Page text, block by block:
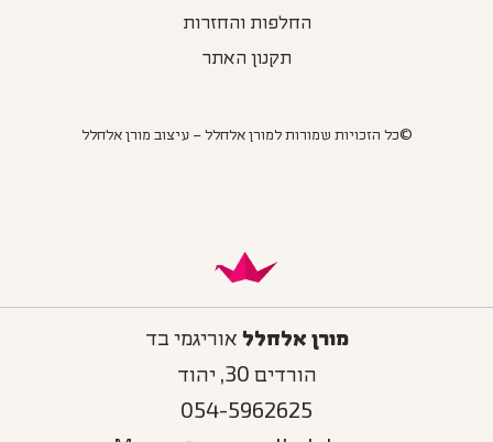
החלפות והחזרות
תקנון האתר
©כל הזכויות שמורות למורן אלחלל – עיצוב מורן אלחלל
מורן אלחלל אוריגמי בד
הורדים 30, יהוד
054-5962625